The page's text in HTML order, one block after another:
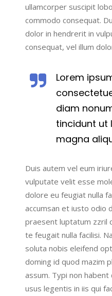
ullamcorper suscipit
commodo consequat.
dolor in hendrerit in
consequat, vel illum
Lorem
diam
tincidunt ut
magna
Duis autem vel eum
vulputate velit esse
dolore eu feugiat nulla
accumsan et iusto odio
praesent luptatum zzril
te feugait nulla facilisi.
soluta nobis eleifend
doming id quod mazim
assum. Typi non
usus legentis in iis qui